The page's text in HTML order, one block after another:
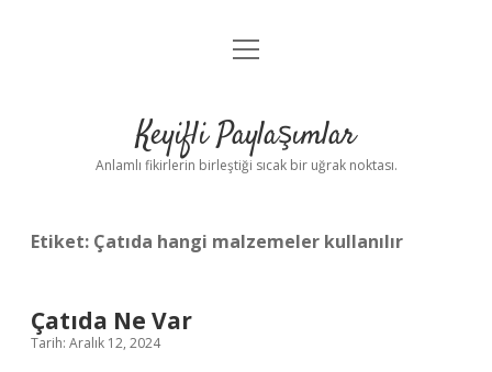
Anasayfa
Yasal Uyarı
menüyü
Keyifli Paylaşımlar
Anlamlı fikirlerin birleştiği sıcak bir uğrak noktası.
Etiket: Çatıda hangi malzemeler kullanılır
Çatıda Ne Var
Tarih: Aralık 12, 2024